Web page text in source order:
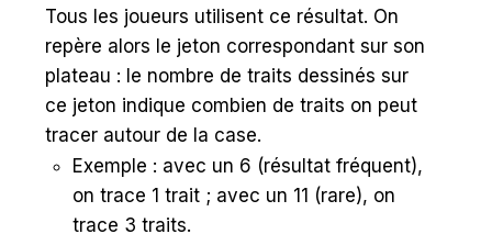
Tous les joueurs utilisent ce résultat. On
repère alors le jeton correspondant sur son
plateau : le nombre de traits dessinés sur
ce jeton indique combien de traits on peut
tracer autour de la case.
Exemple : avec un 6 (résultat fréquent),
on trace 1 trait ; avec un 11 (rare), on
trace 3 traits.